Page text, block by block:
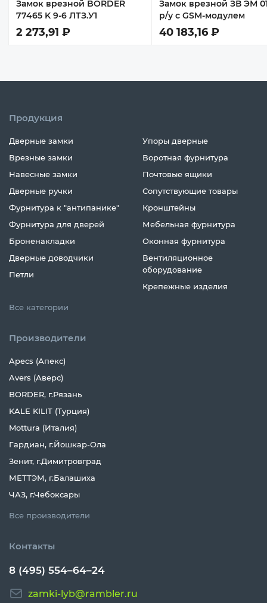
Замок врезной BORDER
77465 K 9-6 ЛТЗ.У1
2 273,91 ₽
Замок врезной ЗВ ЭМ
р/у с GSM-модулем
40 183,16 ₽
Продукция
Дверные замки
Врезные замки
Навесные замки
Дверные ручки
Фурнитура к "антипанике"
Фурнитура для дверей
Броненакладки
Дверные доводчики
Петли
Упоры дверные
Воротная фурнитура
Почтовые ящики
Сопутствующие товары
Кронштейны
Мебельная фурнитура
Оконная фурнитура
Вентиляционное
оборудование
Крепежные изделия
Все категории
Производители
Apecs (Апекс)
Avers (Аверс)
BORDER, г.Рязань
KALE KILIT (Турция)
Mottura (Италия)
Гардиан, г.Йошкар-Ола
Зенит, г.Димитровград
МЕТТЭМ, г.Балашиха
ЧАЗ, г.Чебоксары
Все производители
Контакты
8 (495) 554–64–24
zamki-lyb@rambler.ru